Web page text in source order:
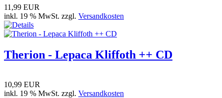
11,99 EUR
inkl. 19 % MwSt. zzgl. Versandkosten
Therion - Lepaca Kliffoth ++ CD
10,99 EUR
inkl. 19 % MwSt. zzgl. Versandkosten